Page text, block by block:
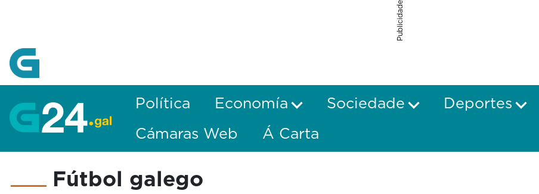
Publicidade
Política Economía Sociedade Deportes
Cámaras Web
Á Carta
Fútbol galego